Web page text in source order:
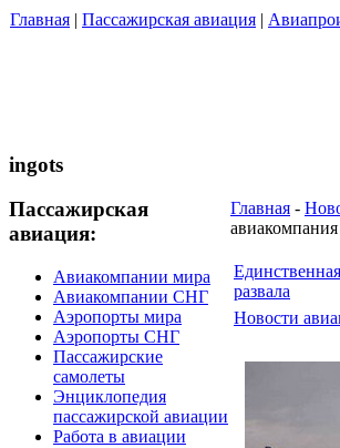
Главная | Пассажирская авиация |
ingots
Пассажирская
авиация:
Авиакомпании мира
Авиакомпании СНГ
Аэропорты мира
Аэропорты СНГ
Пассажирские
самолеты
Энциклопедия
пассажирской авиации
Работа в авиации
Главная -
развала
Новости